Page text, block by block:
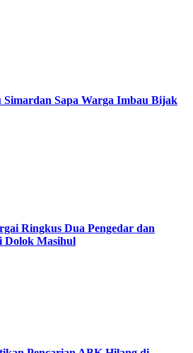
Sapa Warga Imbau Bijak
Ringkus Dua Pengedar dan
Dolok Masihul